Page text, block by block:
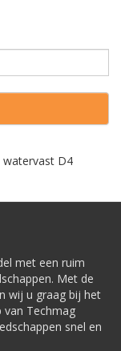
D4
met een ruim
Met de
wij u graag bij het
van Techmag
snel en